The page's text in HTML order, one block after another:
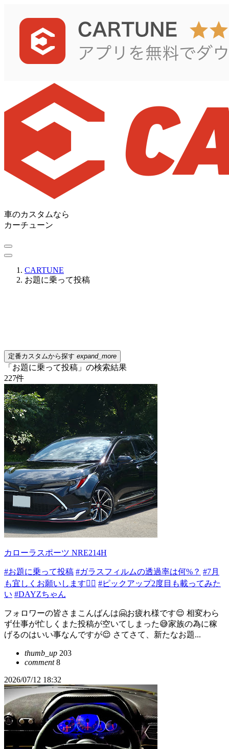
車のカスタムなら
カーチューン
CARTUNE
お題に乗って投稿
定番カスタムから探す expand_more
「お題に乗って投稿」の検索結果
227件
カローラスポーツ NRE214H
#お題に乗って投稿 #ガラスフィルムの透過率は何%？ #7月
も宜しくお願いします🙇‍♂️ #ピックアップ2度目も載ってみた
い #DAYZちゃん
フォロワーの皆さまこんばんは🤗お疲れ様です😌 相変わら
ず仕事が忙しくまた投稿が空いてしまった😅家族の為に稼
げるのはいい事なんですが😌 さてさて、新たなお題...
thumb_up 203
comment8
2026/07/12 18:32